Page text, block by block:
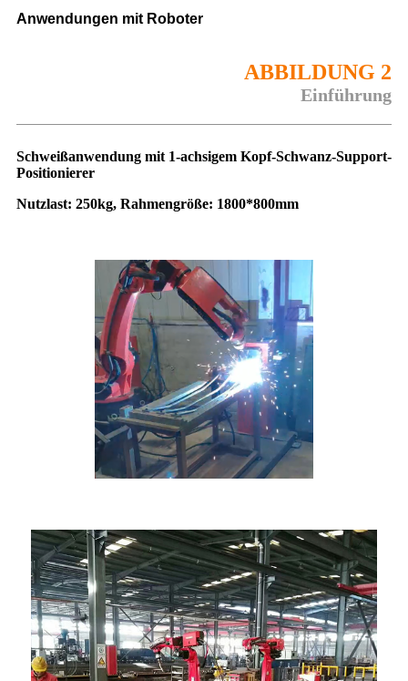
Anwendungen mit Roboter
ABBILDUNG 2
Einführung
Schweißanwendung mit 1-achsigem Kopf-Schwanz-Support-
Positionierer
Nutzlast: 250kg, Rahmengröße: 1800*800mm